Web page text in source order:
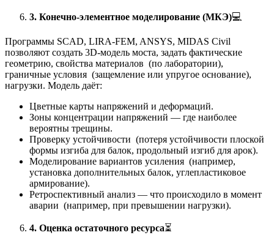
3. Конечно-элементное моделирование (МКЭ)💻
Программы SCAD, LIRA-FEM, ANSYS, MIDAS Civil
позволяют создать 3D-модель моста, задать фактические
геометрию, свойства материалов (по лаборатории),
граничные условия (защемление или упругое основание),
нагрузки. Модель даёт:
Цветные карты напряжений и деформаций.
Зоны концентрации напряжений — где наиболее
вероятны трещины.
Проверку устойчивости (потеря устойчивости плоской
формы изгиба для балок, продольный изгиб для арок).
Моделирование вариантов усиления (например,
установка дополнительных балок, углепластиковое
армирование).
Ретроспективный анализ — что происходило в момент
аварии (например, при превышении нагрузки).
4. Оценка остаточного ресурса⏳